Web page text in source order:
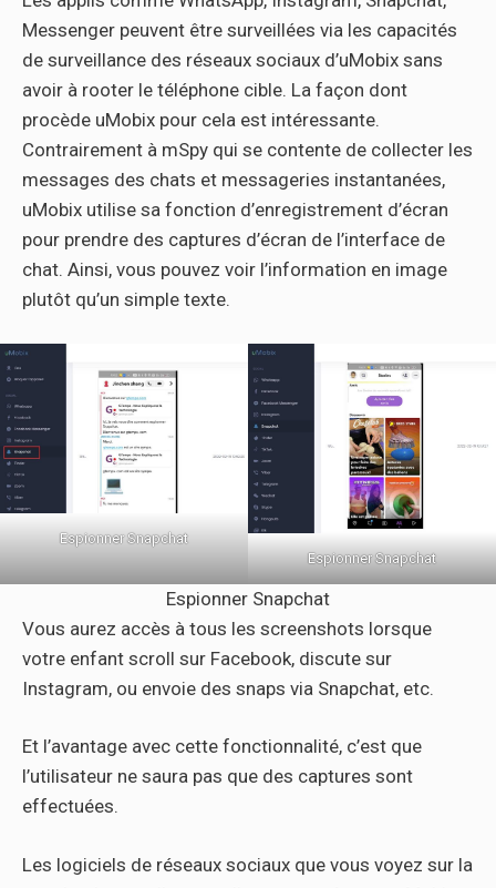
Messenger peuvent être surveillées via les capacités
de surveillance des réseaux sociaux d’uMobix sans
avoir à rooter le téléphone cible. La façon dont
procède uMobix pour cela est intéressante.
Contrairement à mSpy qui se contente de collecter les
messages des chats et messageries instantanées,
uMobix utilise sa fonction d’enregistrement d’écran
pour prendre des captures d’écran de l’interface de
chat. Ainsi, vous pouvez voir l’information en image
plutôt qu’un simple texte.
Espionner Snapchat
Espionner Snapchat
Espionner Snapchat
Vous aurez accès à tous les screenshots lorsque
votre enfant scroll sur Facebook, discute sur
Instagram, ou envoie des snaps via Snapchat, etc.
Et l’avantage avec cette fonctionnalité, c’est que
l’utilisateur ne saura pas que des captures sont
effectuées.
Les logiciels de réseaux sociaux que vous voyez sur la